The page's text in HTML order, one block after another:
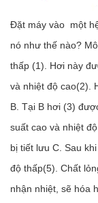
Đặt máy vào một
nó như thế nào?
thấp (1). Hơi này
và nhiệt độ cao(2).
B. Tại B hơi (3)
suất cao và nhiệt
bị tiết lưu C. Sau
độ thấp(5). Chất
nhận nhiệt, sẽ hóa